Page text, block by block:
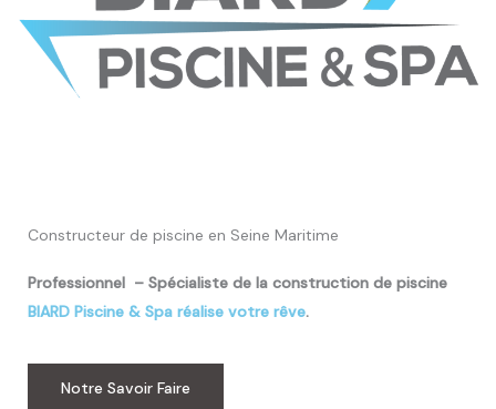
Constructeur de piscine en Seine Maritime
Professionnel – Spécialiste de la construction de piscine
BIARD Piscine & Spa réalise votre rêve.
Notre Savoir Faire